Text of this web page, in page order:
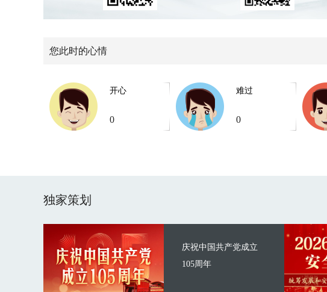
您此时的心情
开心
0
难过
0
独家策划
庆祝中国共产党成立
105周年